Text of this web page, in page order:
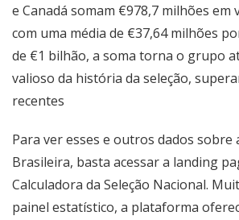
e Canadá somam €978,7 milhões em
com uma média de €37,64 milhões
de €1 bilhão, a soma torna o grupo
valioso da história da seleção,
recentes
Para ver esses e outros dados sobre
Brasileira, basta acessar a landing
Calculadora da Seleção Nacional.
painel estatístico, a plataforma